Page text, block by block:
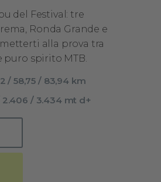
del Festival: tre
Ronda Grande e
alla prova tra
puro spirito MTB.
/ 58,75 / 83,94 km
2.406 / 3.434 mt d+